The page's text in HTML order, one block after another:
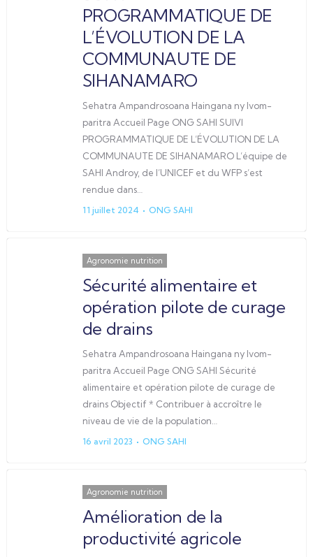
PROGRAMMATIQUE DE
L’ÉVOLUTION DE LA
COMMUNAUTE DE
SIHANAMARO
Sehatra Ampandrosoana Haingana ny Ivom-
paritra Accueil Page ONG SAHI SUIVI
PROGRAMMATIQUE DE L’ÉVOLUTION DE LA
COMMUNAUTE DE SIHANAMARO L’équipe de
SAHI Androy, de l’UNICEF et du WFP s’est
rendue dans…
11 juillet 2024 ONG SAHI
Agronomie nutrition
Sécurité alimentaire et
opération pilote de curage
de drains
Sehatra Ampandrosoana Haingana ny Ivom-
paritra Accueil Page ONG SAHI Sécurité
alimentaire et opération pilote de curage de
drains Objectif * Contribuer à accroître le
niveau de vie de la population…
16 avril 2023 ONG SAHI
Agronomie nutrition
Amélioration de la
productivité agricole